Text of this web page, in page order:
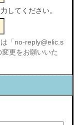
してください。
「no-reply@elic.s
更をお願いいた